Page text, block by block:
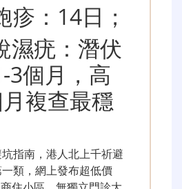
疹：14日；
濕疣：潛伏
3個月，高
複查最穩
指南，港人北上千祈避
類，網上發布超低價